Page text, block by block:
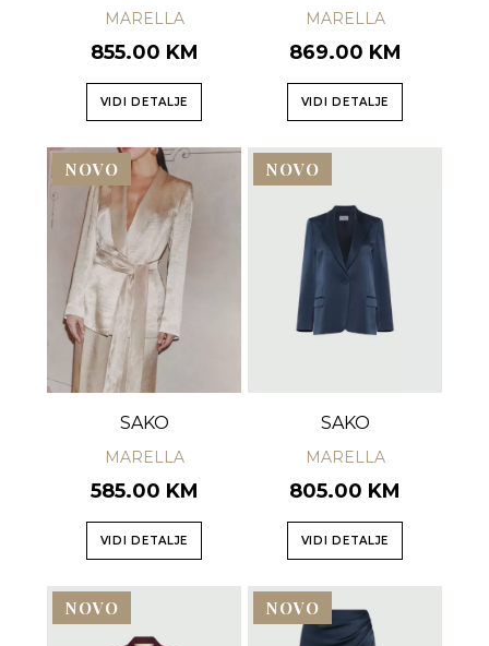
MARELLA
855.00 KM
VIDI DETALJE
MARELLA
869.00 KM
VIDI DETALJE
NOVO
SAKO
MARELLA
585.00 KM
VIDI DETALJE
NOVO
SAKO
MARELLA
805.00 KM
VIDI DETALJE
NOVO NOVO